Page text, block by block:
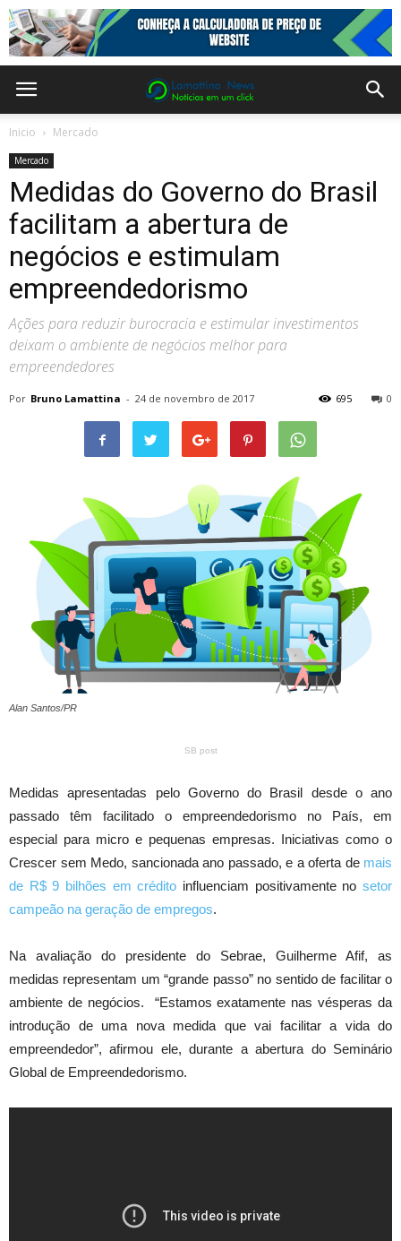
Inicio Mercado
Mercado
Medidas do Governo do Brasil
facilitam a abertura de
negócios e estimulam
empreendedorismo
Ações para reduzir burocracia e estimular investimentos
deixam o ambiente de negócios melhor para
empreendedores
Por Bruno Lamattina - 24 de novembro de 2017 0
695
Alan Santos/PR
SB post
Medidas apresentadas pelo Governo do Brasil desde o ano
passado têm facilitado o empreendedorismo no País, em
especial para micro e pequenas empresas. Iniciativas como o
Crescer sem Medo, sancionada ano passado, e a oferta de mais
de R$ 9 bilhões em crédito influenciam positivamente nosetor
campeão na geração de empregos.
Na avaliação do presidente do Sebrae, Guilherme Afif, as
medidas representam um “grande passo” no sentido de facilitar o
ambiente de negócios. “Estamos exatamente nas vésperas da
introdução de uma nova medida que vai facilitar a vida do
empreendedor”, afirmou ele, durante a abertura do Seminário
Global de Empreendedorismo.